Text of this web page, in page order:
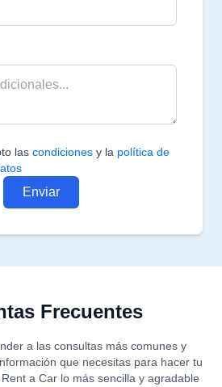
las condicionesy la política de
Enviar
Frecuentes
a las consultas más comunes y
que necesitas para hacer tu
a Car lo más sencilla y agradable